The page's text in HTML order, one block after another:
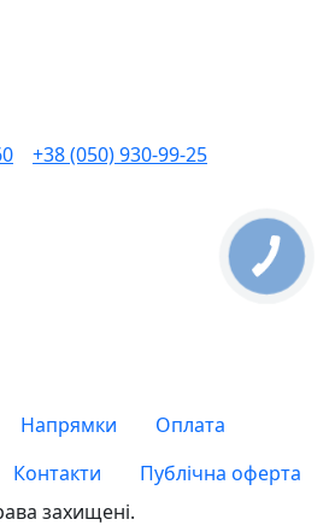
+38 (050) 930-99-25
Напрямки
Оплата
Контакти
Публічна оферта
захищені.